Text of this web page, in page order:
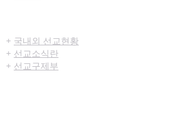
+ 국내외 선교현황
+ 선교소식란
+ 선교구제부